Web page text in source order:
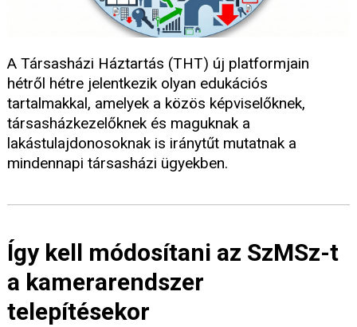
A Társasházi Háztartás (THT) új platformjain
hétről hétre jelentkezik olyan edukációs
tartalmakkal, amelyek a közös képviselőknek,
társasházkezelőknek és maguknak a
lakástulajdonosoknak is iránytűt mutatnak a
mindennapi társasházi ügyekben.
Így kell módosítani az SzMSz-t
a kamerarendszer
telepítésekor